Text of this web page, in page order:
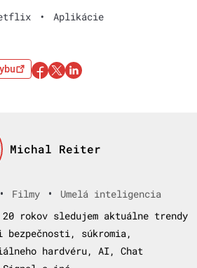
• Aplikácie
Michal Reiter
• Filmy •
Umelá inteligencia
rokov sledujem aktuálne trendy
súkromia,
hardvéru, AI, Chat